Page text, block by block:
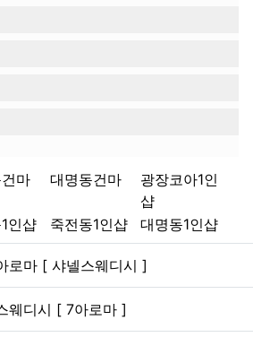
마 대명동건마
광장코아1인
샵
인샵 죽전동1인샵 대명동1인샵
로마 [ 샤넬스웨디시 ]
웨디시 [ 7아로마 ]